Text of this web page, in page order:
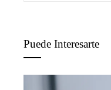
Puede Interesarte